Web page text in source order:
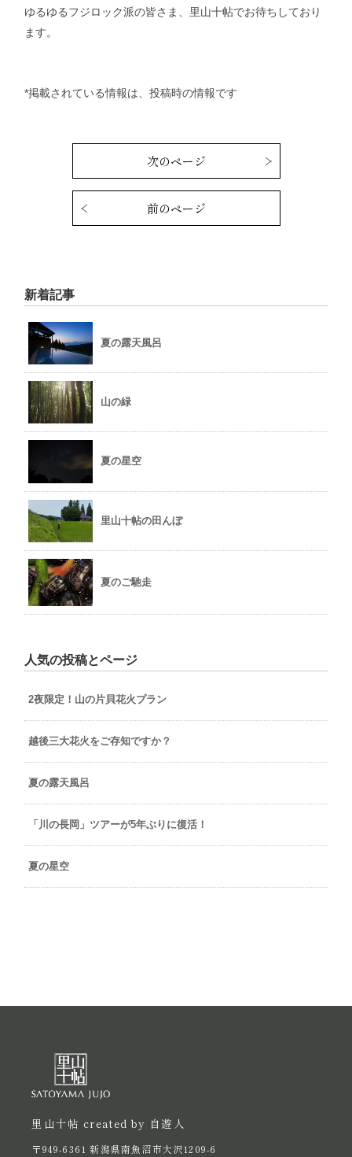
ゆるゆるフジロック派の皆さま、里山十帖でお待ちしており
ます。
*掲載されている情報は、投稿時の情報です
次のページ
前のページ
新着記事
夏の露天風呂
山の緑
夏の星空
里山十帖の田んぼ
夏のご馳走
人気の投稿とページ
2夜限定！山の片貝花火プラン
越後三大花火をご存知ですか？
夏の露天風呂
「川の長岡」ツアーが5年ぶりに復活！
夏の星空
里山十帖 created by 自遊人
〒949-6361 新潟県南魚沼市大沢1209-6